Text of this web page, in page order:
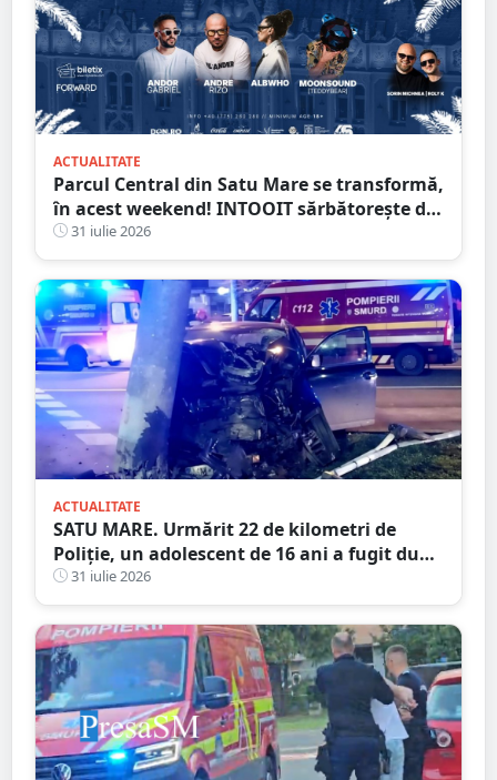
ACTUALITATE
Parcul Central din Satu Mare se transformă,
în acest weekend! INTOOIT sărbătorește doi
ani printr-un eveniment spectaculos
31 iulie 2026
ACTUALITATE
SATU MARE. Urmărit 22 de kilometri de
Poliție, un adolescent de 16 ani a fugit după
ce a spulberat un stâlp
31 iulie 2026